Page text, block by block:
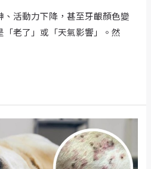
活動力下降，甚至牙齦顏色變
老了」或「天氣影響」。然